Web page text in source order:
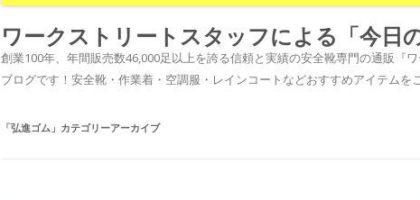
ワークストリートスタッフによる「今日
創業100年、年間販売数46,000足以上を誇る信頼と実績の安全靴専門の通販『
ブログです！安全靴・作業着・空調服・レインコートなどおすすめアイテムを
「弘進ゴム 」カテゴリーアーカイブ